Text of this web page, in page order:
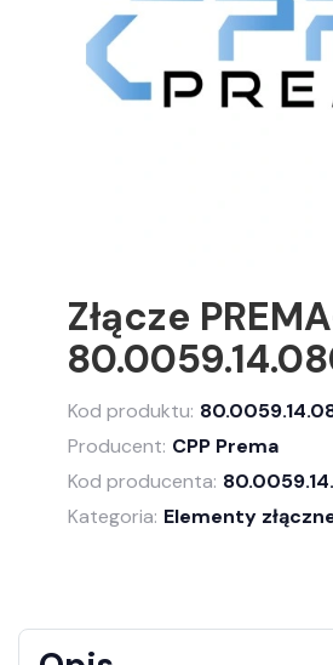
Złącze
Kod produktu:
Producent: CPP Prema
Kod producenta:
Kategoria: Elementy